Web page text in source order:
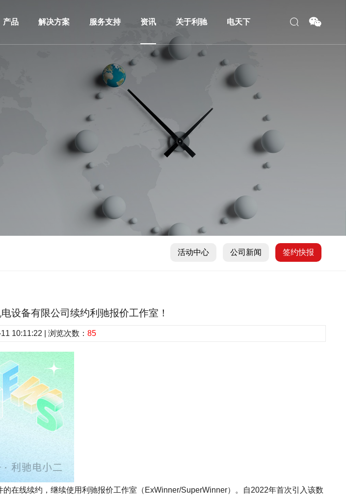
产品 解决方案 服务支持 资讯 关于利驰 电天下
活动中心 公司新闻 签约快报
设备有限公司续约利驰报价工作室！
10:11:22 | 浏览次数： 85
在线续约，继续使用利驰报价工作室（ExWinner/SuperWinner）。自2022年首次引入该数